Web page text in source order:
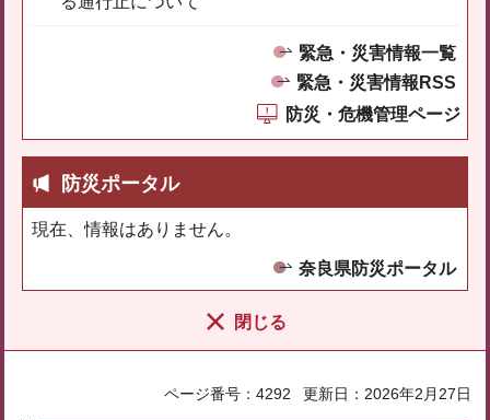
緊急・災害情報一覧
緊急・災害情報RSS
防災・危機管理ページ
防災ポータル
現在、情報はありません。
奈良県防災ポータル
閉じる
ページ番号：4292 更新日：2026年2月27日